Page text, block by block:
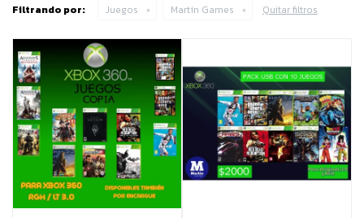
Filtrando por: Juegos Martín Games Quitar filtros
Consolas recertificadas
Juegos
Accesorios